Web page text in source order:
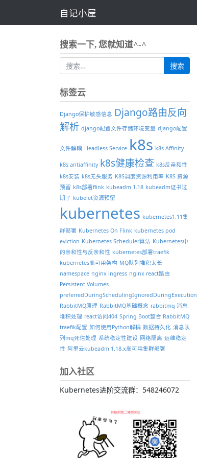
自记小屋
搜索一下, 您就知道^-^
标签云
Django保护敏感信息 Django路由反向
解析 django配置文件存储环境变量 django配置
文件解耦 Headless Service k8s k8s Affinity
k8s antiaffinity k8s健康检查 k8s反亲和性
k8s安装 k8s无头服务 K8S调度资源利用率 K8S 资源
预留 k8s部署flink kubeadm 1.18 kubeadm证书过
期了 kubelet资源预留
kubernetes kubernetes1.11集
群部署 Kubernetes On Flink kubernetes pod
eviction Kubernetes Scheduler算法 Kubernetes中
的亲和性与反亲和性 kubernetes部署traefik
kubernetes高可用架构 MQ队列堆积太长
namespace nginx ingress nginx react路由
Persistent Volumes
preferredDuringSchedulingIgnoredDuringExecution
RabbitMQ原理 RabbitMQ基础概念 rabbitmq 消息
堆积处理 react访问404 Spring Boot整合 RabbitMQ
traefik配置 如何使用Python解耦 数据持久化 消息队
列mq死信处理 系统稳定性建设 网络隔离 运维稳定
性 阿里云kubeadm 1.18.x高可用集群部署
加入社区
Kubernetes进阶交流群：548246072